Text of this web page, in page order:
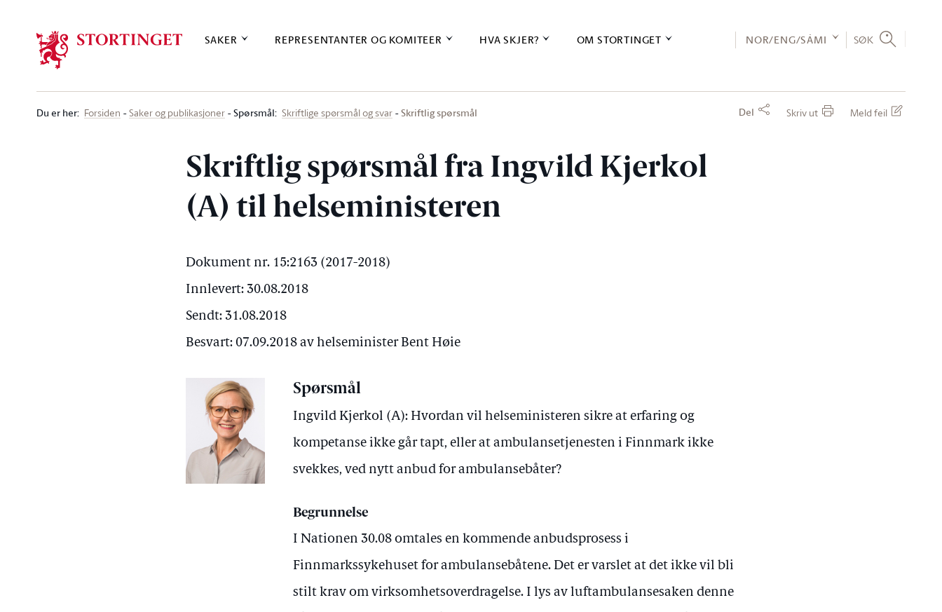
SAKER REPRESENTANTER OG KOMITEER HVA SKJER? OM STORTINGET NOR/ENG/SÁMI SØK
Du er her: Forsiden Saker og publikasjoner Spørsmål: Skriftlige spørsmål og svar Skriftlig spørsmål Del Skriv ut Meld feil
Skriftlig spørsmål fra Ingvild Kjerkol
(A) til helseministeren
Dokument nr. 15:2163 (2017-2018)
Innlevert: 30.08.2018
Sendt: 31.08.2018
Besvart: 07.09.2018 av helseminister Bent Høie
Spørsmål
Ingvild Kjerkol (A): Hvordan vil helseministeren sikre at erfaring og
kompetanse ikke går tapt, eller at ambulansetjenesten i Finnmark ikke
svekkes, ved nytt anbud for ambulansebåter?
Begrunnelse
I Nationen 30.08 omtales en kommende anbudsprosess i
Finnmarkssykehuset for ambulansebåtene. Det er varslet at det ikke vil bli
stilt krav om virksomhetsoverdragelse. I lys av luftambulansesaken denne